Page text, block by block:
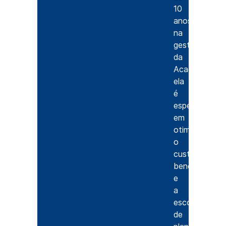
10
anos
na
gestão
da
Acads,
ela
é
especialista
em
otimizar
o
custo-
benefício
e
a
escolha
de